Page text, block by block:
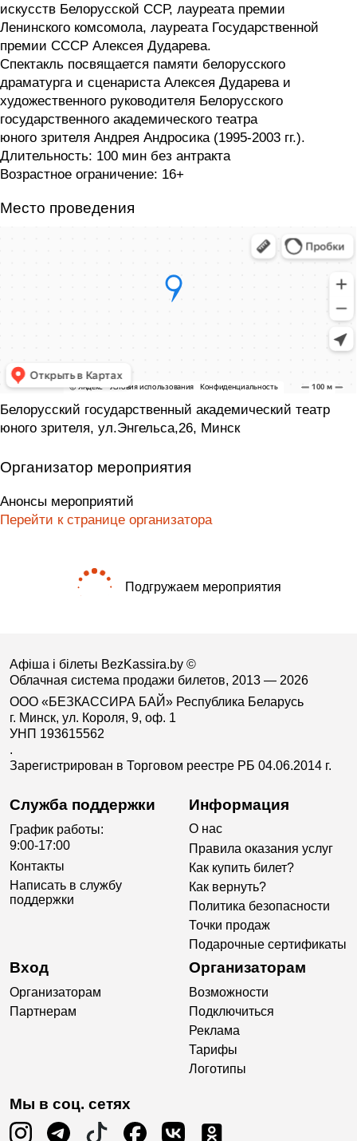
искусств Белорусской ССР, лауреата премии
Ленинского комсомола, лауреата Государственной
премии СССР Алексея Дударева.
Спектакль посвящается памяти белорусского
драматурга и сценариста Алексея Дударева и
художественного руководителя Белорусского
государственного академического театра
юного зрителя Андрея Андросика (1995-2003 гг.).
Длительность: 100 мин без антракта
Возрастное ограничение: 16+
Место проведения
Белорусский государственный академический театр
юного зрителя, ул.Энгельса,26, Минск
Организатор мероприятия
Анонсы мероприятий
Перейти к странице организатора
Подгружаем мероприятия
Афіша і білеты BezKassira.by ©
Облачная система продажи билетов, 2013 — 2026
ООО «БЕЗКАССИРА БАЙ» Республика Беларусь
г. Минск, ул. Короля, 9, оф. 1
УНП 193615562
.
Зарегистрирован в Торговом реестре РБ 04.06.2014 г.
Служба поддержки
График работы:
9:00-17:00
Контакты
Написать в службу
поддержки
Информация
О нас
Правила оказания услуг
Как купить билет?
Как вернуть?
Политика безопасности
Точки продаж
Подарочные сертификаты
Вход
Организаторам
Партнерам
Организаторам
Возможности
Подключиться
Реклама
Тарифы
Логотипы
Мы в соц. сетях